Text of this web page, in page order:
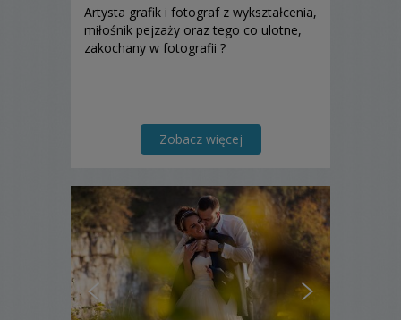
Artysta grafik i fotograf z wykształcenia,
miłośnik pejzaży oraz tego co ulotne,
zakochany w fotografii ?
Zobacz więcej